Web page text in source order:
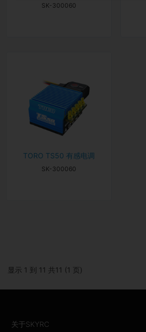
SK-300060
TORO TS50 有感电调
SK-300060
显示 1 到 11 共11 (1 页)
关于SKYRC